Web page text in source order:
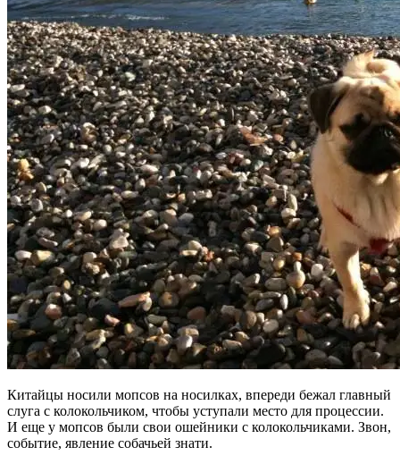
Китайцы носили мопсов на носилках, впереди бежал главный
слуга с колокольчиком, чтобы уступали место для процессии.
И еще у мопсов были свои ошейники с колокольчиками. Звон,
событие, явление собачьей знати.